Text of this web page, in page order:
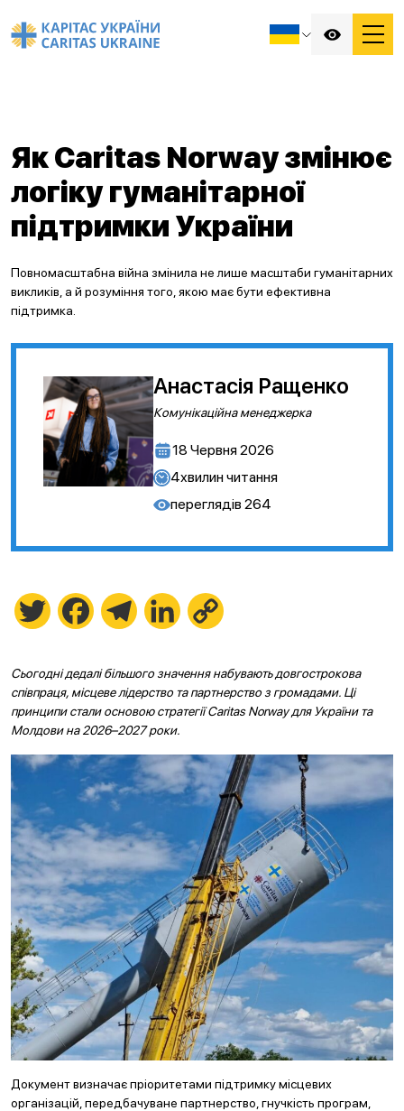
Як Caritas Norway змінює
логіку гуманітарної
підтримки України
Повномасштабна війна змінила не лише масштаби гуманітарних
викликів, а й розуміння того, якою має бути ефективна
підтримка.
Анастасія Ращенко
Комунікаційна менеджерка
18 Червня 2026
4хвилин читання
переглядів 264
Twitter FacebookTelegramLinkedIn
Сьогодні дедалі більшого значення набувають довгострокова
співпраця, місцеве лідерство та партнерство з громадами. Ці
принципи стали основою стратегії Caritas Norway для України та
Молдови на 2026–2027 роки.
Документ визначає пріоритетами підтримку місцевих
організацій, передбачуване партнерство, гнучкість програм,